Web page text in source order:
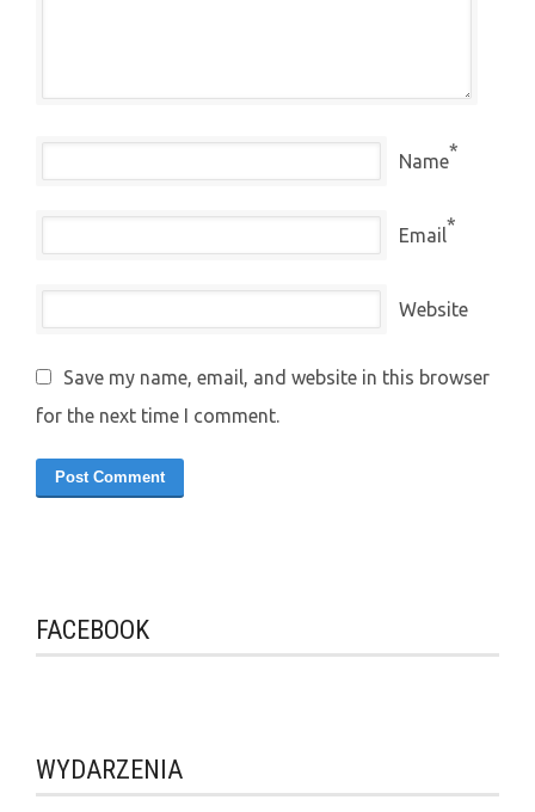
Name*
Email*
Website
Save my name, email, and website in this browser
for the next time I comment.
FACEBOOK
WYDARZENIA